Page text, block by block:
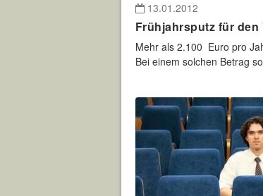
13.01.2012
Frühjahrsputz für
Mehr als 2.100 Euro pro
Bei einem solchen Betrag